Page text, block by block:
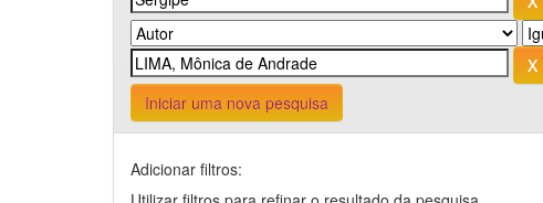
Iniciar uma nova pesquisa
Adicionar filtros: